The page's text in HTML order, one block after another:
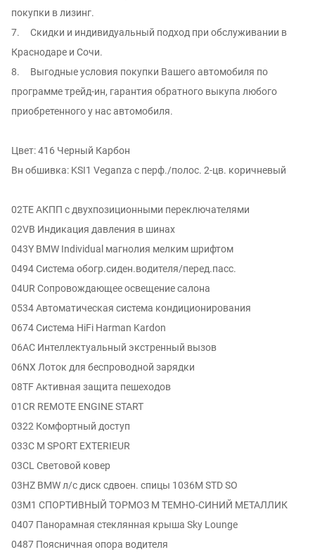
покупки в лизинг.
7. Скидки и индивидуальный подход при обслуживании в
Краснодаре и Сочи.
8. Выгодные условия покупки Вашего автомобиля по
программе трейд-ин, гарантия обратного выкупа любого
приобретенного у нас автомобиля.
Цвет: 416 Черный Карбон
Вн обшивка: KSI1 Veganza с перф./полос. 2-цв. коричневый
02TE АКПП с двухпозиционными переключателями
02VB Индикация давления в шинах
043Y BMW Individual магнолия мелким шрифтом
0494 Система обогр.сиден.водителя/перед.пасс.
04UR Сопровождающее освещение салона
0534 Автоматическая система кондиционирования
0674 Система HiFi Harman Kardon
06AC Интеллектуальный экстренный вызов
06NX Лоток для беспроводной зарядки
08TF Активная защита пешеходов
01CR REMOTE ENGINE START
0322 Комфортный доступ
033C M SPORT EXTERIEUR
03CL Световой ковер
03HZ BMW л/с диск сдвоен. спицы 1036M STD SO
03M1 СПОРТИВНЫЙ ТОРМОЗ M ТЕМНО-СИНИЙ МЕТАЛЛИК
0407 Панорамная стеклянная крыша Sky Lounge
0487 Поясничная опора водителя